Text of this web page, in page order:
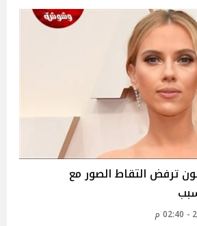
ترفض التقاط الصور مع